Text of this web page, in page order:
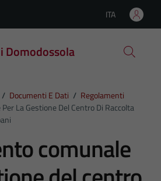
Lingua attiva:
ITA
Domodossola
/ Documenti E Dati / Regolamenti
La Gestione Del Centro Di Raccolta
comunale